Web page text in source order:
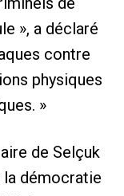
», a déclaré
contre
physiques
»
de Selçuk
démocratie